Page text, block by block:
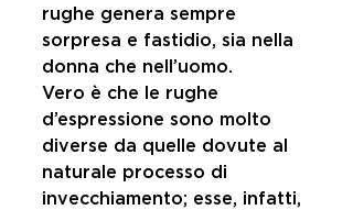
rughe genera sempre
sorpresa e fastidio, sia nella
donna che nell’uomo.
Vero è che le rughe
d’espressione sono molto
diverse da quelle dovute al
naturale processo di
invecchiamento; esse, infatti,